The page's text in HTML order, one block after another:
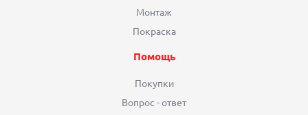
Монтаж
Покраска
Помощь
Покупки
Вопрос - ответ